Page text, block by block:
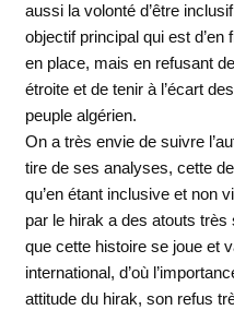
aussi la volonté d’être
objectif principal qui est
en place, mais en refusant
étroite et de tenir à l’écart
peuple algérien.
On a très envie de suivre
tire de ses analyses, cette
qu’en étant inclusive et non
par le hirak a des atouts
que cette histoire se joue et
international, d’où
attitude du hirak, son refus